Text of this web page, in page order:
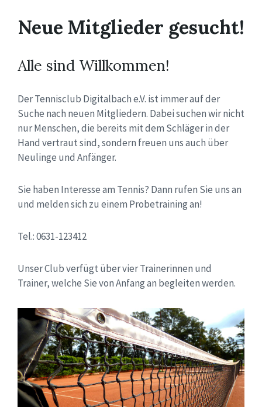
Neue Mitglieder gesucht!
Alle sind Willkommen!
Der Tennisclub Digitalbach e.V. ist immer auf der
Suche nach neuen Mitgliedern. Dabei suchen wir nicht
nur Menschen, die bereits mit dem Schläger in der
Hand vertraut sind, sondern freuen uns auch über
Neulinge und Anfänger.
Sie haben Interesse am Tennis? Dann rufen Sie uns an
und melden sich zu einem Probetraining an!
Tel.: 0631-123412
Unser Club verfügt über vier Trainerinnen und
Trainer, welche Sie von Anfang an begleiten werden.